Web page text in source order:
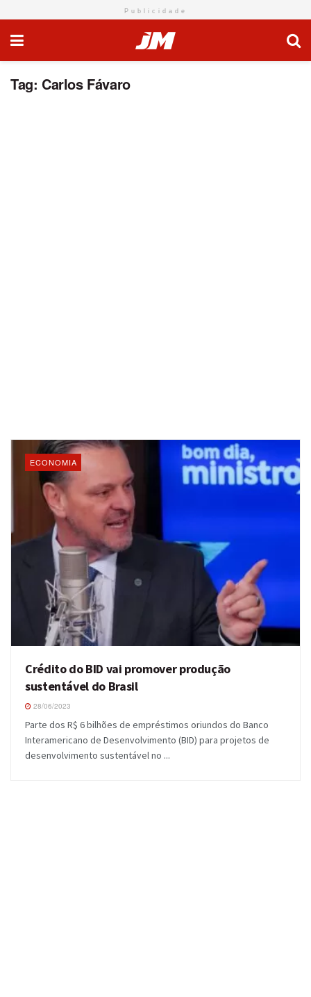
Publicidade
Tag: Carlos Fávaro
ECONOMIA
Crédito do BID vai promover produção
sustentável do Brasil
28/06/2023
Parte dos R$ 6 bilhões de empréstimos oriundos do Banco
Interamericano de Desenvolvimento (BID) para projetos de
desenvolvimento sustentável no ...